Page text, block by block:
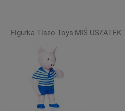
Figurka Tisso Toys MIŚ USZATEK